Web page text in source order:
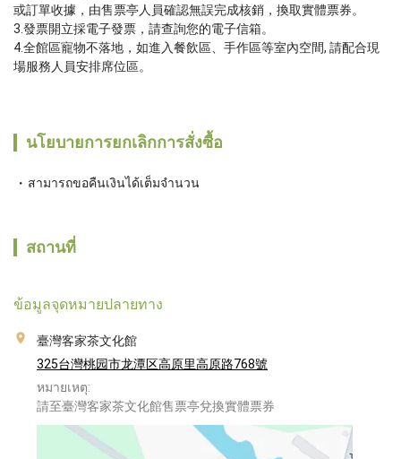
或訂單收據，由售票亭人員確認無誤完成核銷，換取實體票券。
3.發票開立採電子發票，請查詢您的電子信箱。
4.全館區寵物不落地，如進入餐飲區、手作區等室內空間, 請配合現
場服務人員安排席位區。
นโยบายการยกเลิกการสั่งซื้อ
สามารถขอคืนเงินได้เต็มจำนวน
สถานที่
ข้อมูลจุดหมายปลายทาง
臺灣客家茶文化館
325台灣桃园市龙潭区高原里高原路768號
หมายเหตุ:
請至臺灣客家茶文化館售票亭兌換實體票券